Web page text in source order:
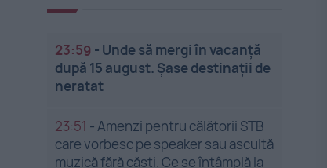
23:59 - Unde să mergi în vacanță
după 15 august. Șase destinații de
neratat
23:51 -Amenzi pentru călătorii STB
care vorbesc pe speaker sau ascultă
muzică fără căști. Ce se întâmplă la